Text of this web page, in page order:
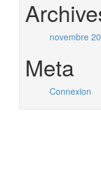
novembre
Meta
Connexion